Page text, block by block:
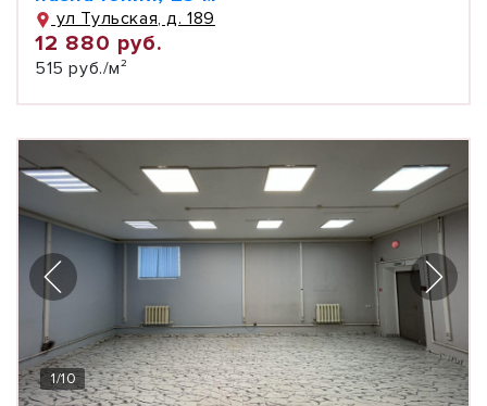
ул Тульская, д. 189
12 880 руб.
515 руб./м²
1/10